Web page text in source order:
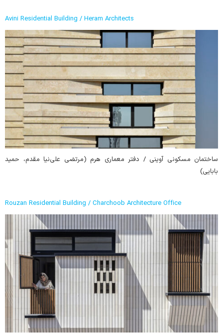
Avini Residential Building / Heram Architects
ساختمان مسکونی آوینی / دفتر معماری هرم (مرتضی علی‌نیا مقدم، حمید
بابایی)
Rouzan Residential Building / Charchoob Architecture Office